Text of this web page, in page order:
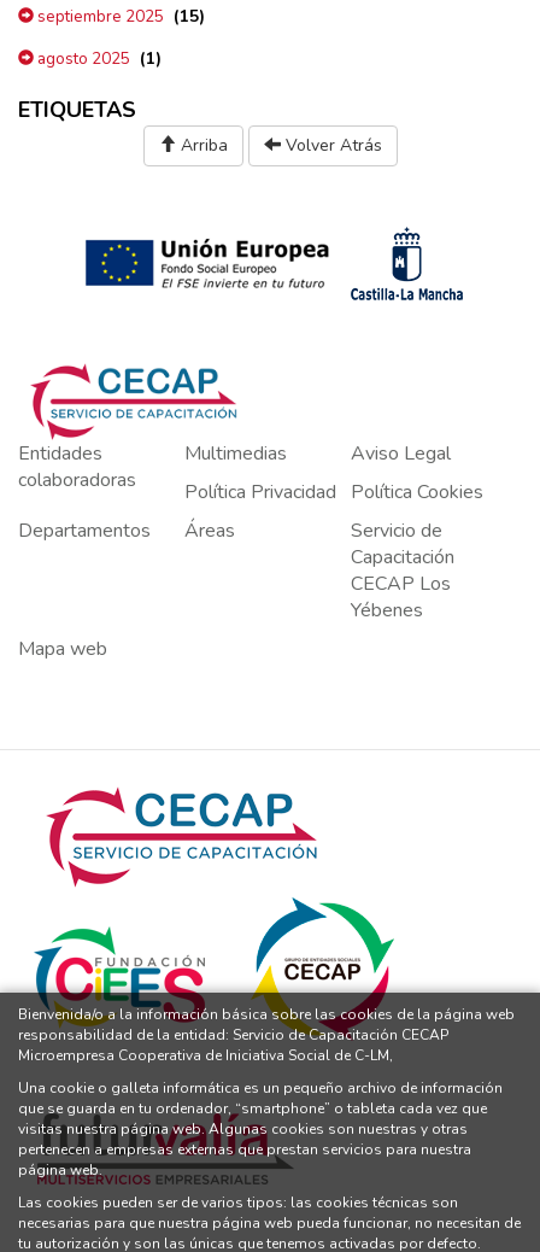
septiembre 2025 (15)
agosto 2025 (1)
ETIQUETAS
Arriba Volver Atrás
Entidades
colaboradoras
Multimedias
Aviso Legal
Política Privacidad
Política Cookies
Departamentos
Áreas
Servicio de
Capacitación
CECAP Los
Yébenes
Mapa web
Bienvenida/o a la información básica sobre las cookies de la página web
responsabilidad de la entidad: Servicio de Capacitación CECAP
Microempresa Cooperativa de Iniciativa Social de C-LM,
Una cookie o galleta informática es un pequeño archivo de información
que se guarda en tu ordenador, “smartphone” o tableta cada vez que
visitas nuestra página web. Algunas cookies son nuestras y otras
pertenecen a empresas externas que prestan servicios para nuestra
página web.
Las cookies pueden ser de varios tipos: las cookies técnicas son
necesarias para que nuestra página web pueda funcionar, no necesitan de
tu autorización y son las únicas que tenemos activadas por defecto.